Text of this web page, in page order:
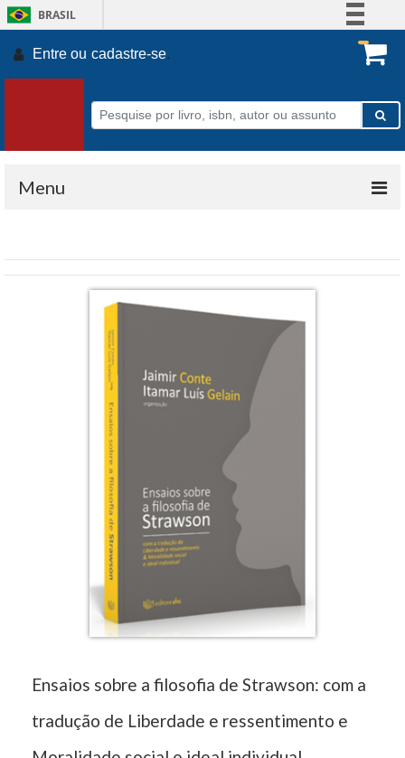
BRASIL
Participe
Acesso à informação
Legislação
Entre ou cadastre-se.
Menu
Ensaios sobre a filosofia de Strawson: com a
tradução de Liberdade e ressentimento e